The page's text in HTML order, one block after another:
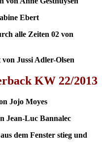
Ebert
alle Zeiten 02 von
Jussi Adler-Olsen
KW 22/2013
Jojo Moyes
Jean-Luc Bannalec
dem Fenster stieg und